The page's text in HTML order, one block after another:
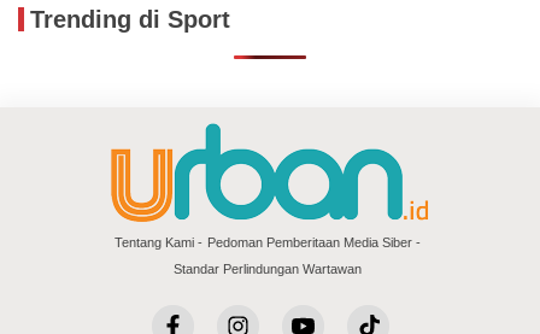
Trending di Sport
Tentang Kami
Pedoman Pemberitaan Media Siber
Standar Perlindungan Wartawan